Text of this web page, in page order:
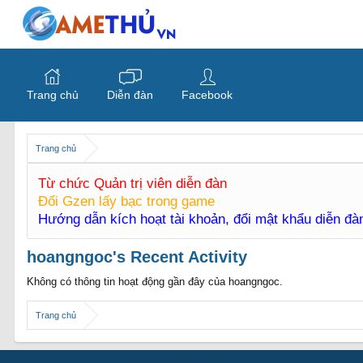
Trang chủ
Từ chức Quản trị viên diễn đàn
Đổi Gzen lấy bạc trong game
Hướng dẫn kích hoạt tài khoản, đổi mật khẩu diễn
hoangngoc's Recent Activity
Không có thông tin hoạt động gần đây của hoangngoc.
Trang chủ
Trang chủ Diễn đàn Facebook